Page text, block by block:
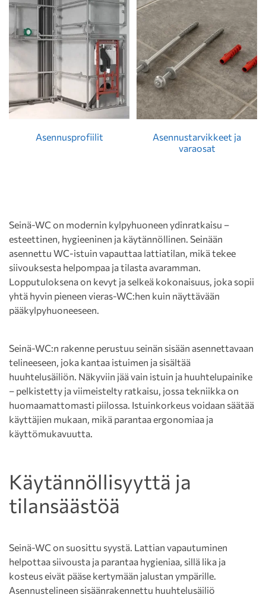
Asennusprofiilit
Asennustarvikkeet ja
varaosat
Seinä-WC on modernin kylpyhuoneen ydinratkaisu –
esteettinen, hygieeninen ja käytännöllinen. Seinään
asennettu WC-istuin vapauttaa lattiatilan, mikä tekee
siivouksesta helpompaa ja tilasta avaramman.
Lopputuloksena on kevyt ja selkeä kokonaisuus, joka sopii
yhtä hyvin pieneen vieras-WC:hen kuin näyttävään
pääkylpyhuoneeseen.
Seinä-WC:n rakenne perustuu seinän sisään asennettavaan
telineeseen, joka kantaa istuimen ja sisältää
huuhtelusäiliön. Näkyviin jää vain istuin ja huuhtelupainike
– pelkistetty ja viimeistelty ratkaisu, jossa tekniikka on
huomaamattomasti piilossa. Istuinkorkeus voidaan säätää
käyttäjien mukaan, mikä parantaa ergonomiaa ja
käyttömukavuutta.
Käytännöllisyyttä ja
tilansäästöä
Seinä-WC on suosittu syystä. Lattian vapautuminen
helpottaa siivousta ja parantaa hygieniaa, sillä lika ja
kosteus eivät pääse kertymään jalustan ympärille.
Asennustelineen sisäänrakennettu huuhtelusäiliö